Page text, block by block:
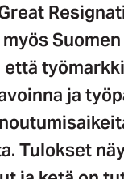
ja
Tulokset